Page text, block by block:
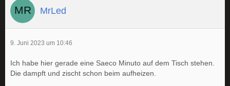
MrLed
9. Juni 2023 um 10:46
Ich habe hier gerade eine Saeco Minuto auf dem Tisch stehen.
Die dampft und zischt schon beim aufheizen.